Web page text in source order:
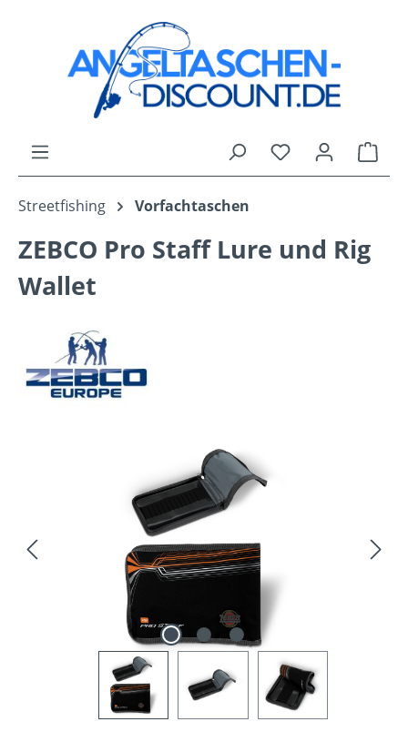
Zum Hauptinhalt springen
Du hast 0
Streetfishing Vorfachtaschen
ZEBCO Pro Staff Lure und Rig
Wallet